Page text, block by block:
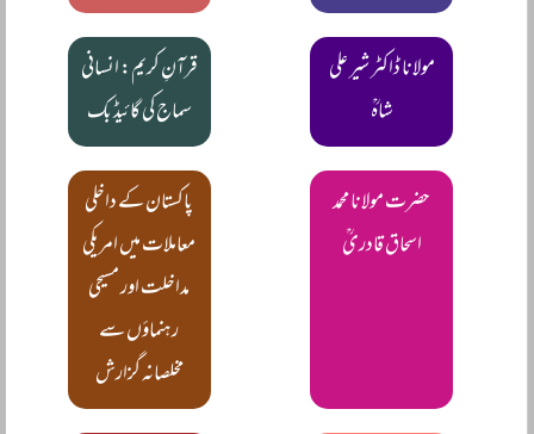
مولانا ڈاکٹر شیر علی
شاہؒ
قرآنِ کریم: انسانی
سماج کی گائیڈ بک
حضرت مولانا محمد
اسحاق قادریؒ
پاکستان کے داخلی
معاملات میں امریکی
مداخلت اور مسیحی
رہنماؤں سے
مخلصانہ گزارش